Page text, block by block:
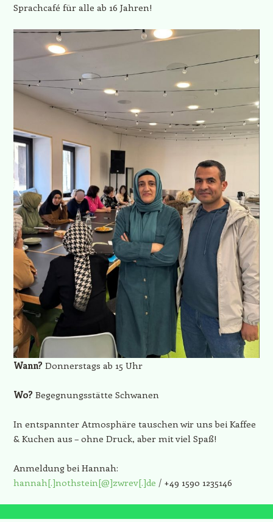
Sprachcafé für alle ab 16 Jahren!
Wann? Donnerstags ab 15 Uhr
Wo? Begegnungsstätte Schwanen
In entspannter Atmosphäre tauschen wir uns bei Kaffee
& Kuchen aus – ohne Druck, aber mit viel Spaß!
Anmeldung bei Hannah:
hannah[.]nothstein[@]zwrev[.]de / +49 1590 1235146